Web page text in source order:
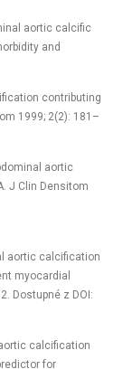
aortic calcific
and
contributing
1999; 2(2): 181–
aortic
J Clin Densitom
aortic calcification
myocardial
Dostupné z DOI:
calcification
for